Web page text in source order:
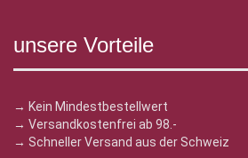
unsere Vorteile
→ Kein Mindestbestellwert
→ Versandkostenfrei ab 98.-
→ Schneller Versand aus der Schweiz